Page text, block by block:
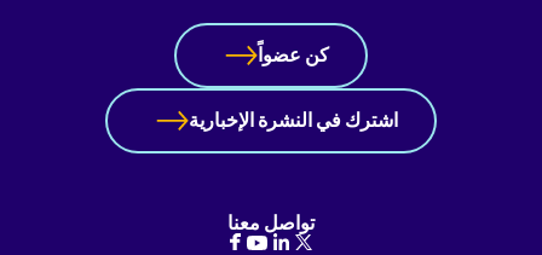
كن عضواً
اشترك في النشرة الإخبارية
تواصل معنا